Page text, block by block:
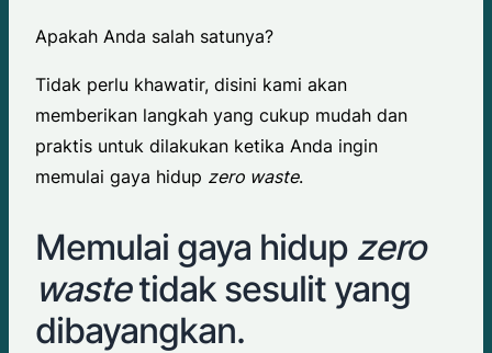
Apakah Anda salah satunya?
Tidak perlu khawatir, disini kami akan
memberikan langkah yang cukup mudah dan
praktis untuk dilakukan ketika Anda ingin
memulai gaya hidup zero waste.
Memulai gaya hidup zero
wastetidak sesulit yang
dibayangkan.